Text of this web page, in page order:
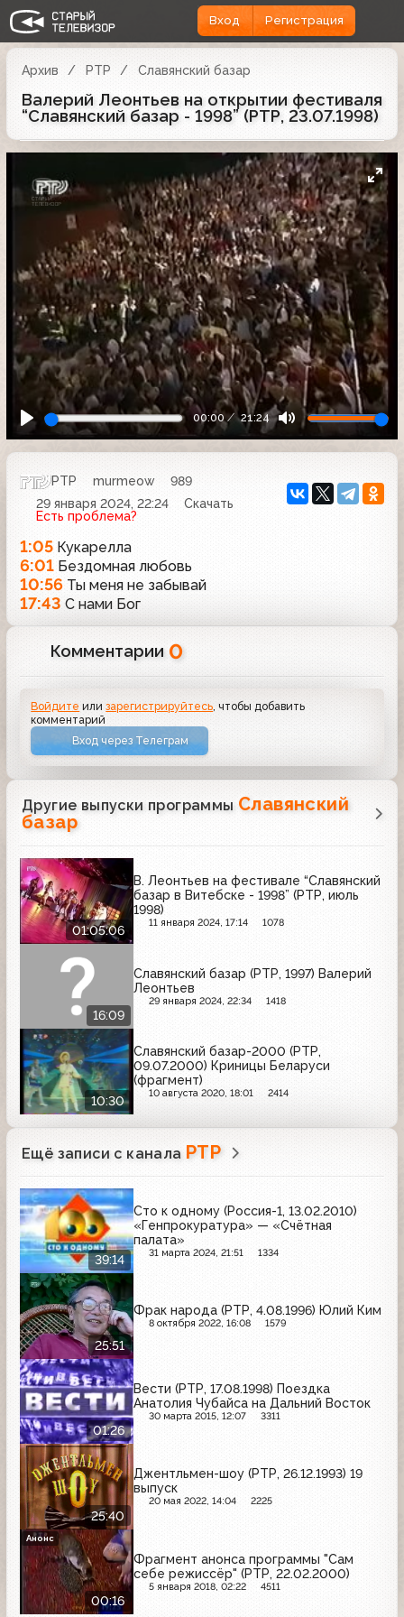
Вход Регистрация
Архив РТР Славянский базар
Валерий Леонтьев на открытии фестиваля
“Славянский базар - 1998” (РТР, 23.07.1998)
00:00 21:24
РТР murmeow
989
29 января 2024, 22:24
Скачать
Есть проблема?
1:05 Кукарелла
6:01 Бездомная любовь
10:56 Ты меня не забывай
17:43 С нами Бог
Комментарии 0
Войдите илизарегистрируйтесь , чтобы добавить
комментарий
Вход через Телеграм
Другие выпуски программы Славянский
базар
01:05:06
В. Леонтьев на фестивале “Славянский
базар в Витебске - 1998” (РТР, июль
1998)
11 января 2024, 17:14 1078
16:09
Славянский базар (РТР, 1997) Валерий
Леонтьев
29 января 2024, 22:34 1418
10:30
Славянский базар-2000 (РТР,
09.07.2000) Криницы Беларуси
(фрагмент)
10 августа 2020, 18:01 2414
Ещё записи с канала РТР
39:14
Сто к одному (Россия-1, 13.02.2010)
«Генпрокуратура» — «Счётная
палата»
31 марта 2024, 21:51 1334
25:51
Фрак народа (РТР, 4.08.1996) Юлий Ким
8 октября 2022, 16:08 1579
01:26
Вести (РТР, 17.08.1998) Поездка
Анатолия Чубайса на Дальний Восток
30 марта 2015, 12:07 3311
25:40
Джентльмен-шоу (РТР, 26.12.1993) 19
выпуск
20 мая 2022, 14:04 2225
00:16
Фрагмент анонса программы "Сам
себе режиссёр" (РТР, 22.02.2000)
5 января 2018, 02:22 4511
Анонс